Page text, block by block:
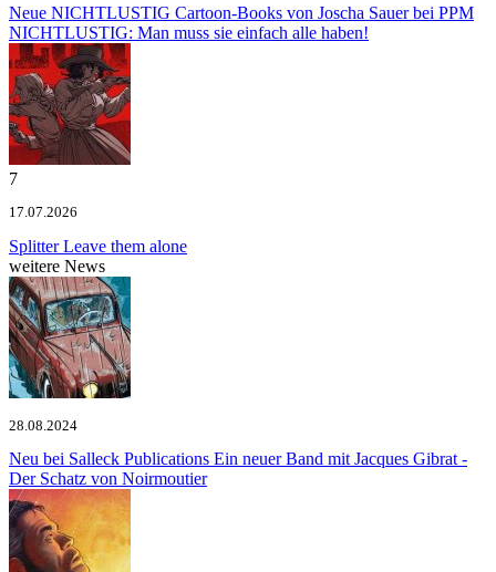
Neue NICHTLUSTIG Cartoon-Books von Joscha Sauer bei PPM
NICHTLUSTIG: Man muss sie einfach alle haben!
7
17.07.2026
SplitterLeave them alone
weitere News
28.08.2024
Neu bei Salleck Publications Ein neuer Band mit Jacques Gibrat -
Der Schatz von Noirmoutier